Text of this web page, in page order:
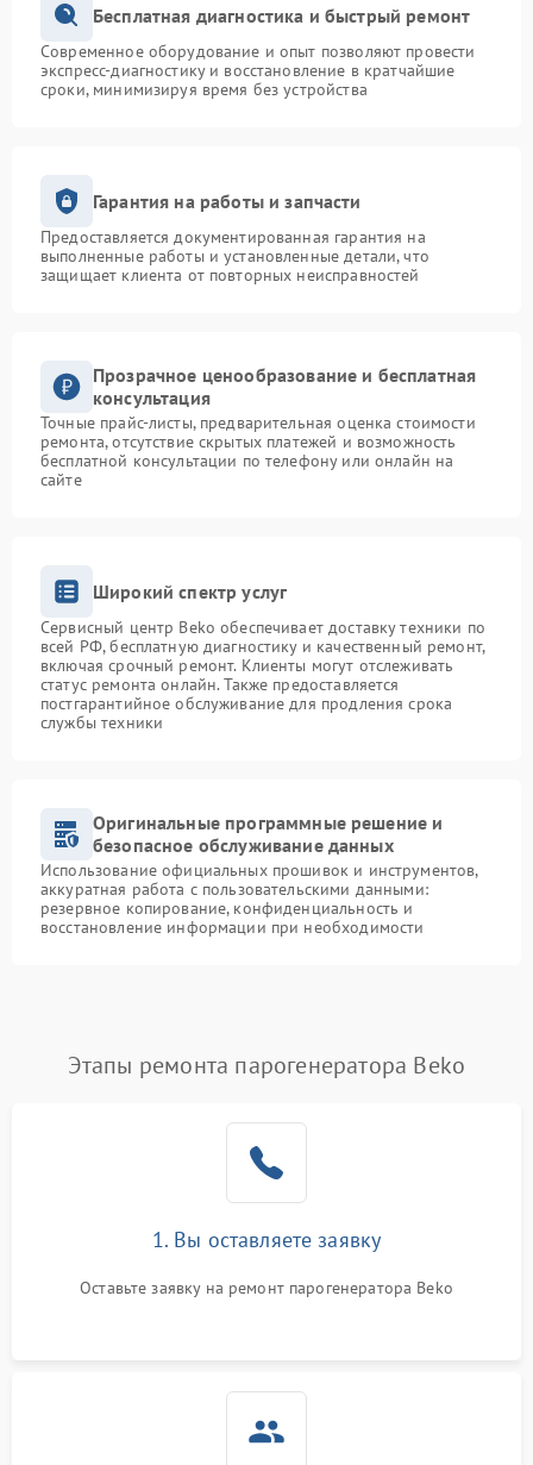
Бесплатная диагностика и быстрый ремонт
Современное оборудование и опыт позволяют провести
экспресс-диагностику и восстановление в кратчайшие
сроки, минимизируя время без устройства
Гарантия на работы и запчасти
Предоставляется документированная гарантия на
выполненные работы и установленные детали, что
защищает клиента от повторных неисправностей
Прозрачное ценообразование и бесплатная
консультация
Точные прайс-листы, предварительная оценка стоимости
ремонта, отсутствие скрытых платежей и возможность
бесплатной консультации по телефону или онлайн на
сайте
Широкий спектр услуг
Сервисный центр Beko обеспечивает доставку техники по
всей РФ, бесплатную диагностику и качественный ремонт,
включая срочный ремонт. Клиенты могут отслеживать
статус ремонта онлайн. Также предоставляется
постгарантийное обслуживание для продления срока
службы техники
Оригинальные программные решение и
безопасное обслуживание данных
Использование официальных прошивок и инструментов,
аккуратная работа с пользовательскими данными:
резервное копирование, конфиденциальность и
восстановление информации при необходимости
Этапы ремонта парогенератора Beko
1. Вы оставляете заявку
Оставьте заявку на ремонт парогенератора Beko